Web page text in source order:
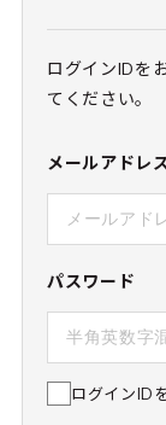
ログインIDを
てください。
メールアドレ
パスワード
ログインID